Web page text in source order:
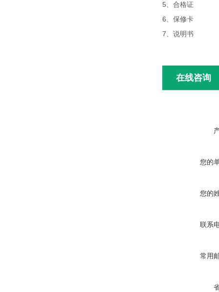
5、合格
6、保修
7、说明
在线咨询
您的
您的
联系
常用